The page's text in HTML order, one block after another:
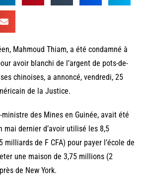
Mahmoud Thiam, a été condamné à
avoir blanchi de l’argent de pots-de-
chinoises, a annoncé, vendredi, 25
de la Justice.
ministre des Mines en Guinée, avait été
mai dernier d’avoir utilisé les 8,5
de F CFA) pour payer l’école de
une maison de 3,75 millions (2
de New York.